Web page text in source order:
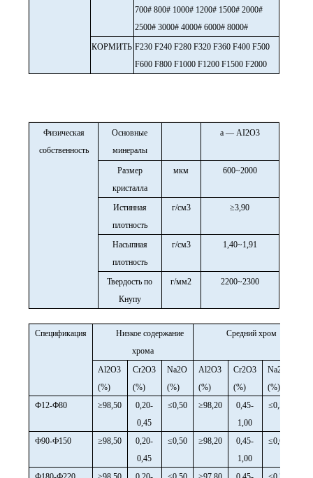
700# 800# 1000# 1200# 1500# 2000#
2500# 3000# 4000# 6000# 8000#
КОРМИТЬ F230 F240 F280 F320 F360 F400 F500
F600 F800 F1000 F1200 F1500 F2000
Физическая
собственность
Основные
минералы
а — AI2O3
Размер
кристалла
мкм 600~2000
Истинная
плотность
г/см3 ≥3,90
Насыпная
плотность
г/см3 1,40~1,91
Твердость по
Кнупу
г/мм2 2200~2300
Спецификация
Низкое содержание
хрома
Средний хром
Al2O3
(%)
Cr2O3
(%)
Na2O
(%)
Al2O3
(%)
Cr2O3
(%)
Na2O
(%)
Ф12-Ф80
≥98,50
0,20-
0,45
≤0,50 ≥98,20
0,45-
1,00
≤0,55
Ф90-Ф150 ≥98,50
0,20-
0,45
≤0,50 ≥98,20
0,45-
1,00
≤0,60